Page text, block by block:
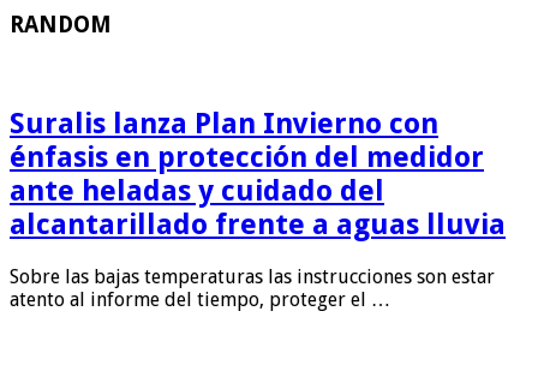
RANDOM
Suralis lanza Plan Invierno con
énfasis en protección del medidor
ante heladas y cuidado del
alcantarillado frente a aguas lluvia
Sobre las bajas temperaturas las instrucciones son estar
atento al informe del tiempo, proteger el …